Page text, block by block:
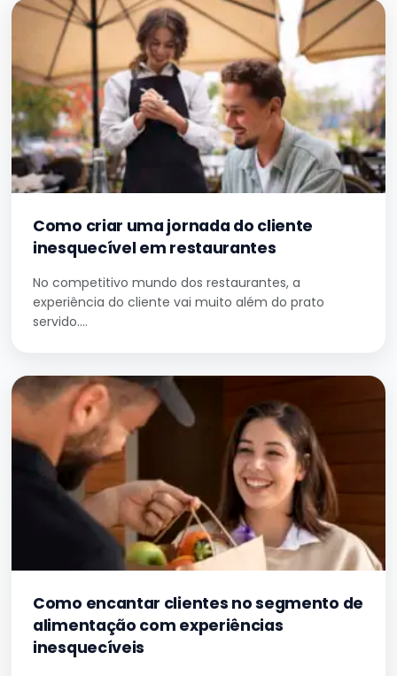
Como criar uma jornada do cliente
inesquecível em restaurantes
No competitivo mundo dos restaurantes, a
experiência do cliente vai muito além do prato
servido.…
Como encantar clientes no segmento de
alimentação com experiências
inesquecíveis